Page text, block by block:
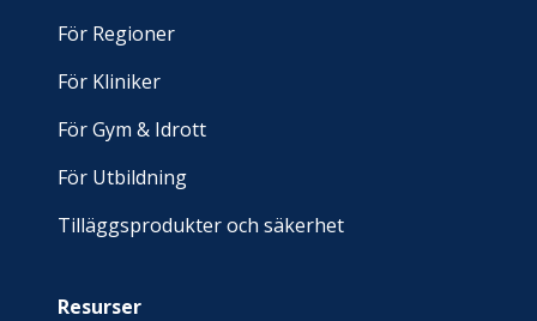
För Regioner
För Kliniker
För Gym & Idrott
För Utbildning
Tilläggsprodukter och säkerhet
Resurser